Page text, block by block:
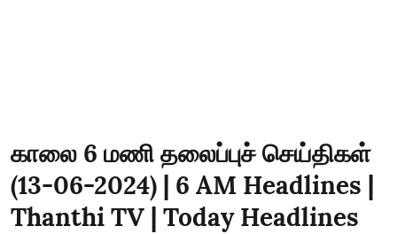
காலை 6 மணி தலைப்புச் செய்திகள்
(13-06-2024) | 6 AM Headlines |
Thanthi TV | Today Headlines